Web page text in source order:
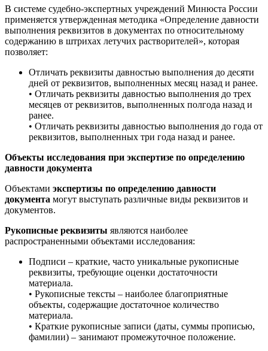
В системе судебно-экспертных учреждений Минюста России
применяется утвержденная методика «Определение давности
выполнения реквизитов в документах по относительному
содержанию в штрихах летучих растворителей», которая
позволяет:
Отличать реквизиты давностью выполнения до десяти
дней от реквизитов, выполненных месяц назад и ранее.
• Отличать реквизиты давностью выполнения до трех
месяцев от реквизитов, выполненных полгода назад и
ранее.
• Отличать реквизиты давностью выполнения до года от
реквизитов, выполненных три года назад и ранее.
Объекты исследования при экспертизе по определению
давности документа
Объектами экспертизы по определению давности
документа могут выступать различные виды реквизитов и
документов.
Рукописные реквизиты являются наиболее
распространенными объектами исследования:
Подписи – краткие, часто уникальные рукописные
реквизиты, требующие оценки достаточности
материала.
• Рукописные тексты – наиболее благоприятные
объекты, содержащие достаточное количество
материала.
• Краткие рукописные записи (даты, суммы прописью,
фамилии) – занимают промежуточное положение.